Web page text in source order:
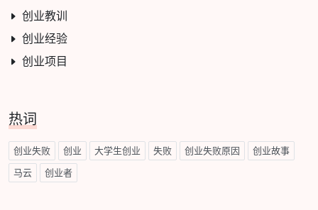
创业教训
创业经验
创业项目
热词
创业失败 创业 大学生创业 失败 创业失败原因 创业故事
马云 创业者